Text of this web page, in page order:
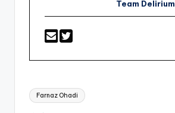
Team Delirium
Etiquetas:
Farnaz Ohadi